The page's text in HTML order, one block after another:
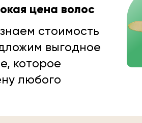
цена волос
стоимость
выгодное
которое
любого